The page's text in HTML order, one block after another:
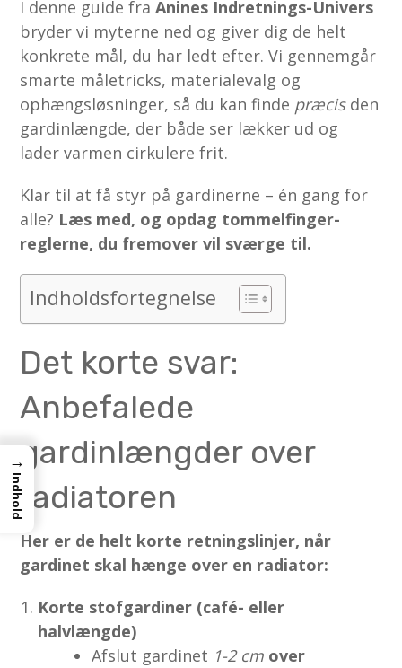
I denne guide fraAnines Indretnings-Univers
bryder vi myterne ned og giver dig de helt
konkrete mål, du har ledt efter. Vi gennemgår
smarte måletricks, materialevalg og
ophængs­løsninger, så du kan finde præcisden
gardinlængde, der både ser lækker ud og
lader varmen cirkulere frit.
Klar til at få styr på gardinerne – én gang for
alle? Læs med, og opdag tommelfinger­
reglerne, du fremover vil sværge til.
Indholdsfortegnelse
Det korte svar:
Anbefalede
gardinlængder over
radiatoren
Her er de helt korte retningslinjer, når
gardinet skal hænge over en radiator:
Korte stofgardiner (café- eller
halvlængde)
Afslut gardinet 1-2 cm over
→
Indhold